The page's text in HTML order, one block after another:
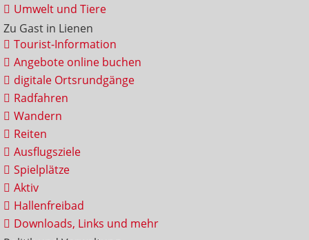
Umwelt und Tiere
Zu Gast in Lienen
Tourist-Information
Angebote online buchen
digitale Ortsrundgänge
Radfahren
Wandern
Reiten
Ausflugsziele
Spielplätze
Aktiv
Hallenfreibad
Downloads, Links und mehr